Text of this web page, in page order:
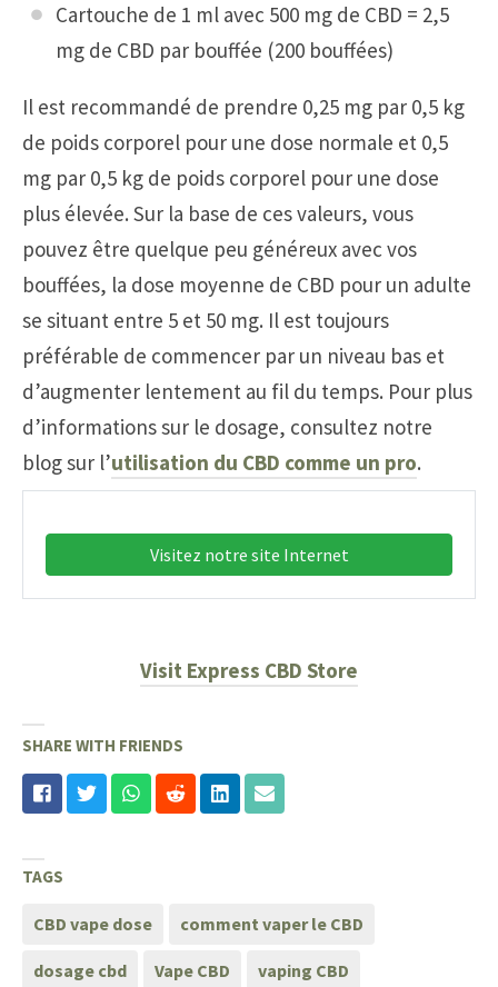
Cartouche de 1 ml avec 500 mg de CBD = 2,5
mg de CBD par bouffée (200 bouffées)
Il est recommandé de prendre 0,25 mg par 0,5 kg
de poids corporel pour une dose normale et 0,5
mg par 0,5 kg de poids corporel pour une dose
plus élevée. Sur la base de ces valeurs, vous
pouvez être quelque peu généreux avec vos
bouffées, la dose moyenne de CBD pour un adulte
se situant entre 5 et 50 mg. Il est toujours
préférable de commencer par un niveau bas et
d’augmenter lentement au fil du temps. Pour plus
d’informations sur le dosage, consultez notre
blog sur l’utilisation du CBD comme un pro.
Visitez notre site Internet
Visit Express CBD Store
SHARE WITH FRIENDS
TAGS
CBD vape dose comment vaper le CBD
dosage cbd Vape CBD vaping CBD